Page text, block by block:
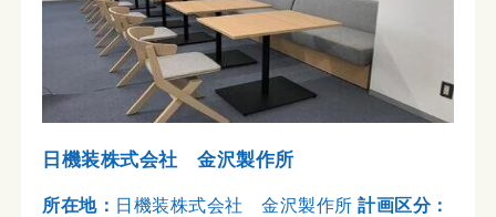
日機装株式会社 金沢製作所
所在地： 日機装株式会社 金沢製作所計画区分：